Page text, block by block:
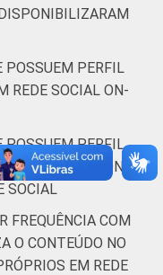
Regional de
da
tecnologias de
no setor público
POSSUEM PERFIL
REDE SOCIAL ON-
POSSUEM PERFIL
REDE SOCIAL ON-
SOCIAL
FREQUÊNCIA COM
O CONTEÚDO NO
EM REDE